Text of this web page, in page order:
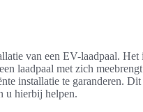
van een EV-laadpaal.
laadpaal met zich
installatie te garanderen.
u hierbij helpen.